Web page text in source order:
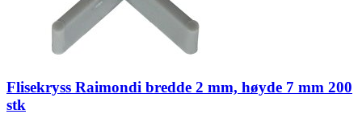
Flisekryss Raimondi bredde 2 mm, høyde 7 mm 200
stk